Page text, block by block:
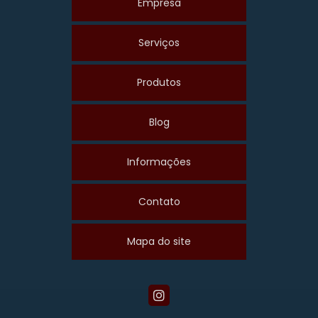
Serviços
Produtos
Blog
Informações
Contato
Mapa do site